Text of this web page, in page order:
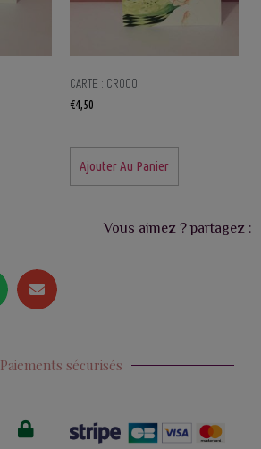
CARTE : CROCO
€4,50
Ajouter Au Panier
Vous aimez ? partagez :
Paiements sécurisés